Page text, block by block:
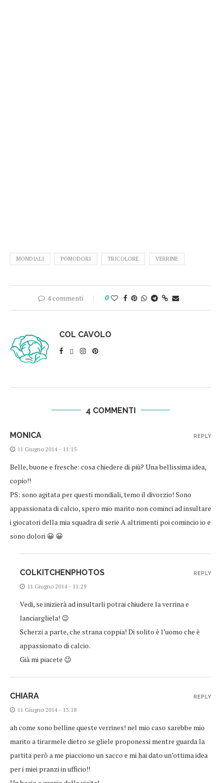
MONDIALI POMODORI TRICOLORE VERRINE
4 commenti 0
COL CAVOLO
4 COMMENTI
MONICA
11 Giugno 2014 - 11:15
Belle, buone e fresche: cosa chiedere di più? Una bellissima idea,
copio!!
PS: sono agitata per questi mondiali, temo il divorzio! Sono
appassionata di calcio, spero mio marito non cominci ad insultare
i giocatori della mia squadra di serie A altrimenti poi comincio io e
sono dolori 😀 😀
REPLY
COLKITCHENPHOTOS
11 Giugno 2014 - 11:29
Vedi, se inizierà ad insultarli potrai chiudere la verrina e
lanciargliela! 😉
Scherzi a parte, che strana coppia! Di solito è l’uomo che è
appassionato di calcio.
Già mi piacete 😉
REPLY
CHIARA
11 Giugno 2014 - 13:18
ah come sono belline queste verrines! nel mio caso sarebbe mio
marito a tirarmele dietro se gliele proponessi mentre guarda la
partita però a me piacciono un sacco e mi hai dato un’ottima idea
per i miei pranzi in ufficio!!
REPLY